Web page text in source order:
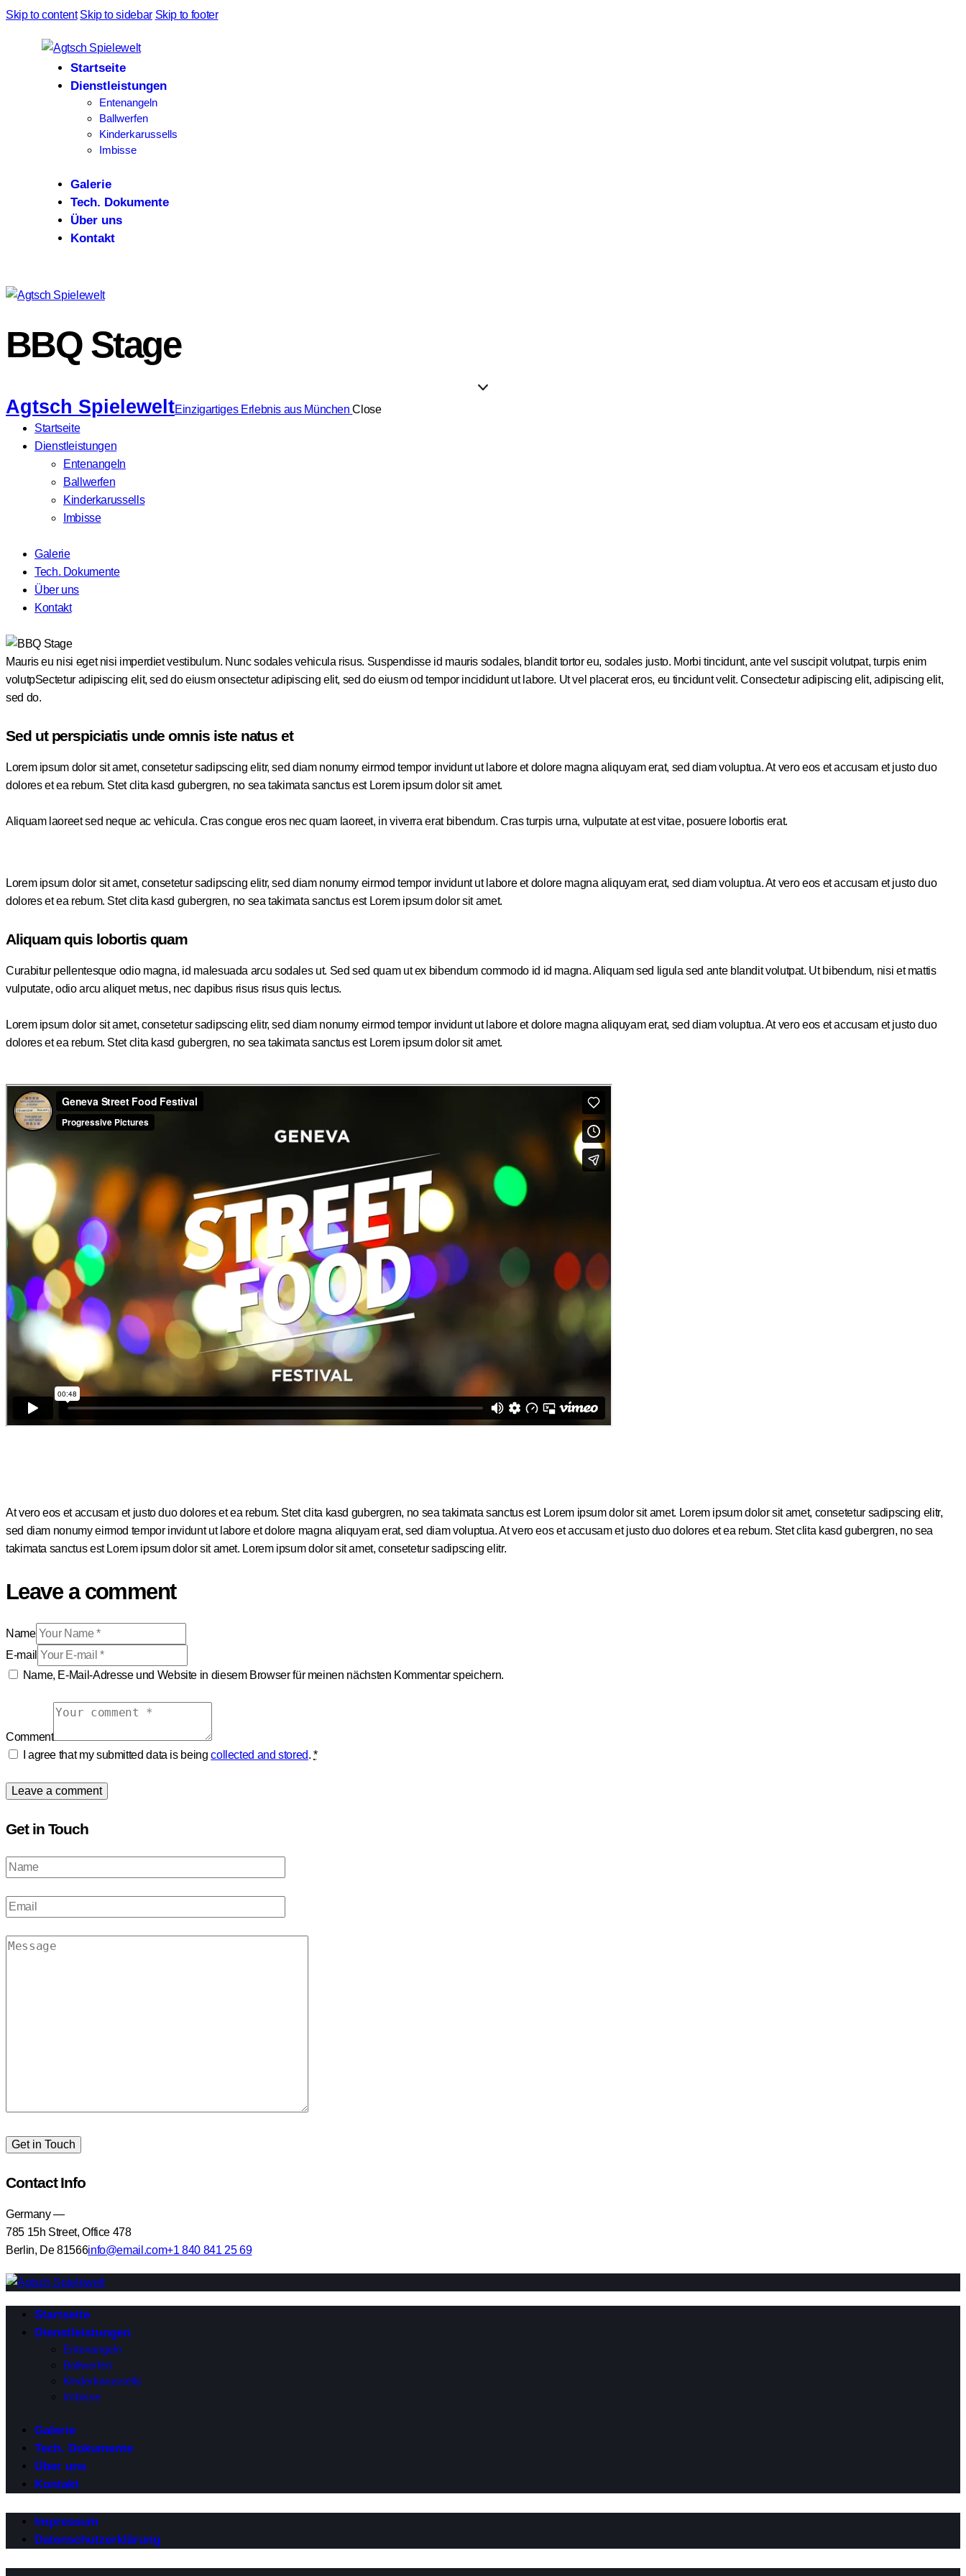
Skip to content Skip to sidebar Skip to footer
Startseite
Dienstleistungen
Entenangeln
Ballwerfen
Kinderkarussells
Imbisse
Galerie
Tech. Dokumente
Über uns
Kontakt
BBQ Stage
Agtsch SpieleweltEinzigartiges Erlebnis aus München Close
Startseite
Dienstleistungen
Entenangeln
Ballwerfen
Kinderkarussells
Imbisse
Galerie
Tech. Dokumente
Über uns
Kontakt
Mauris eu nisi eget nisi imperdiet vestibulum. Nunc sodales vehicula risus. Suspendisse id mauris sodales, blandit tortor eu, sodales justo. Morbi tincidunt, ante vel suscipit volutpat, turpis enim
volutpSectetur adipiscing elit, sed do eiusm onsectetur adipiscing elit, sed do eiusm od tempor incididunt ut labore. Ut vel placerat eros, eu tincidunt velit. Consectetur adipiscing elit, adipiscing elit,
sed do.
Sed ut perspiciatis unde omnis iste natus et
Lorem ipsum dolor sit amet, consetetur sadipscing elitr, sed diam nonumy eirmod tempor invidunt ut labore et dolore magna aliquyam erat, sed diam voluptua. At vero eos et accusam et justo duo
dolores et ea rebum. Stet clita kasd gubergren, no sea takimata sanctus est Lorem ipsum dolor sit amet.
Aliquam laoreet sed neque ac vehicula. Cras congue eros nec quam laoreet, in viverra erat bibendum. Cras turpis urna, vulputate at est vitae, posuere lobortis erat.
Lorem ipsum dolor sit amet, consetetur sadipscing elitr, sed diam nonumy eirmod tempor invidunt ut labore et dolore magna aliquyam erat, sed diam voluptua. At vero eos et accusam et justo duo
dolores et ea rebum. Stet clita kasd gubergren, no sea takimata sanctus est Lorem ipsum dolor sit amet.
Aliquam quis lobortis quam
Curabitur pellentesque odio magna, id malesuada arcu sodales ut. Sed sed quam ut ex bibendum commodo id id magna. Aliquam sed ligula sed ante blandit volutpat. Ut bibendum, nisi et mattis
vulputate, odio arcu aliquet metus, nec dapibus risus risus quis lectus.
Lorem ipsum dolor sit amet, consetetur sadipscing elitr, sed diam nonumy eirmod tempor invidunt ut labore et dolore magna aliquyam erat, sed diam voluptua. At vero eos et accusam et justo duo
dolores et ea rebum. Stet clita kasd gubergren, no sea takimata sanctus est Lorem ipsum dolor sit amet.
At vero eos et accusam et justo duo dolores et ea rebum. Stet clita kasd gubergren, no sea takimata sanctus est Lorem ipsum dolor sit amet. Lorem ipsum dolor sit amet, consetetur sadipscing elitr,
sed diam nonumy eirmod tempor invidunt ut labore et dolore magna aliquyam erat, sed diam voluptua. At vero eos et accusam et justo duo dolores et ea rebum. Stet clita kasd gubergren, no sea
takimata sanctus est Lorem ipsum dolor sit amet. Lorem ipsum dolor sit amet, consetetur sadipscing elitr.
Leave a comment
Name
E-mail
Name, E-Mail-Adresse und Website in diesem Browser für meinen nächsten Kommentar speichern.
Comment
I agree that my submitted data is beingcollected and stored.*
Get in Touch
Contact Info
Germany —
785 15h Street, Office 478
Berlin, De 81566info@email.com+1 840 841 25 69
Startseite
Dienstleistungen
Entenangeln
Ballwerfen
Kinderkarussells
Imbisse
Galerie
Tech. Dokumente
Über uns
Kontakt
Impressum
Datenschutzerklärung